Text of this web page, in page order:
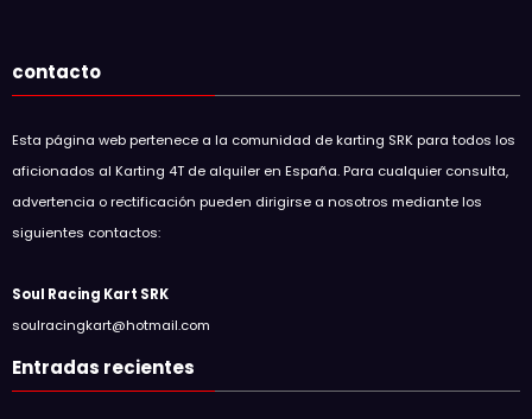
contacto
Esta página web pertenece a la comunidad de karting SRK para todos los
aficionados al Karting 4T de alquiler en España. Para cualquier consulta,
advertencia o rectificación pueden dirigirse a nosotros mediante los
siguientes contactos:
Soul Racing Kart SRK
soulracingkart@hotmail.com
Entradas recientes